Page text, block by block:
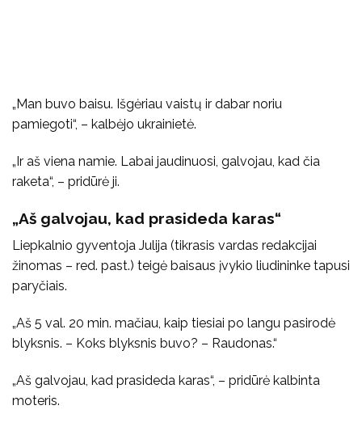
„Man buvo baisu. Išgėriau vaistų ir dabar noriu
pamiegoti“, – kalbėjo ukrainietė.
„Ir aš viena namie. Labai jaudinuosi, galvojau, kad čia
raketa“, – pridūrė ji.
„Aš galvojau, kad prasideda karas“
Liepkalnio gyventoja Julija (tikrasis vardas redakcijai
žinomas – red. past.) teigė baisaus įvykio liudininke tapusi
paryčiais.
„Aš 5 val. 20 min. mačiau, kaip tiesiai po langu pasirodė
blyksnis. – Koks blyksnis buvo? – Raudonas.“
„Aš galvojau, kad prasideda karas“, – pridūrė kalbinta
moteris.